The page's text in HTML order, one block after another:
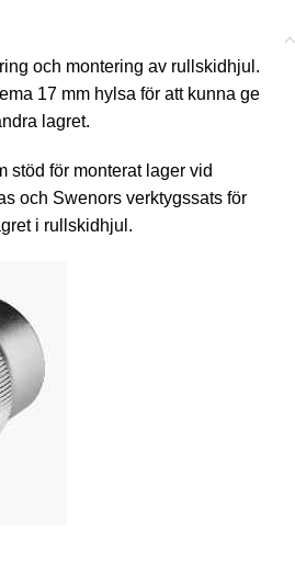
och montering av rullskidhjul.
17 mm hylsa för att kunna ge
lagret.
stöd för monterat lager vid
och Swenors verktygssats för
i rullskidhjul.